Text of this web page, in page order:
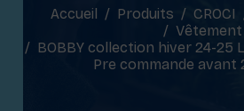
Accueil Produits CROCI
Vêtement
BOBBY collection hiver 24-25
Pre commande avant